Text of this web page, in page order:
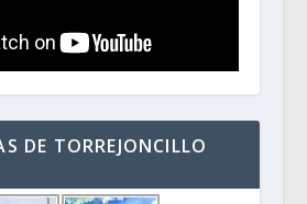
DE TORREJONCILLO